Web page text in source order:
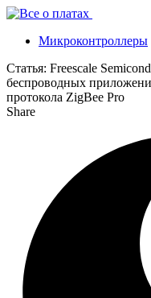
Микроконтроллеры
Статья: Freescale
беспроводных
протокола ZigBee Pro
Share